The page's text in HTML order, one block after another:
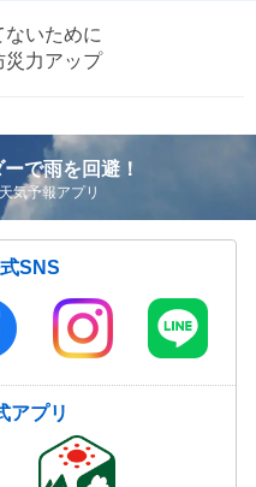
いために
災力アップ
で雨を回避！
気予報アプリ
SNS
アプリ